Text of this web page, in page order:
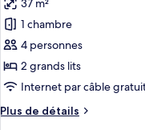
océan
(Kukahi)
lits,
accessible
aux
malentendantes,
vue
(Kukahi)
pour
ce
type
de
chambre :
Club,
1 chambre
4 personnes
2 grands lits
Internet par câble
Plus de détails
Plus